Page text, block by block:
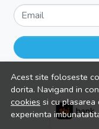
Acest site foloseste
dorita. Navigand in
cookies si cu plasarea
experienta
Email